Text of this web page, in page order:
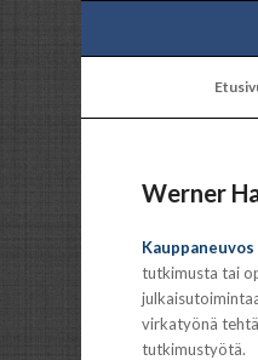
Werner
tutkimusta tai
virkatyönä
tutkimustyötä.